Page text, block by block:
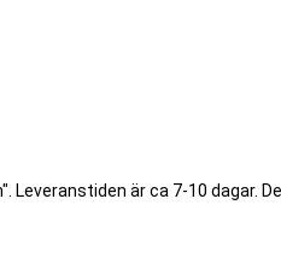
Leveranstiden är ca 7-10 dagar.